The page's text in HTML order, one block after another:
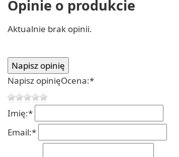
Opinie o produkcie
Aktualnie brak opinii.
Napisz opinięOcena:*
Imię:*
Email:*